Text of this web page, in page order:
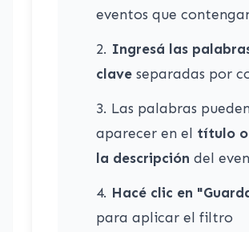
eventos que
Ingresá las
clave separadas por
Las palabras
aparecer en el título o
la descripción del
Hacé clic en
para aplicar el filtro